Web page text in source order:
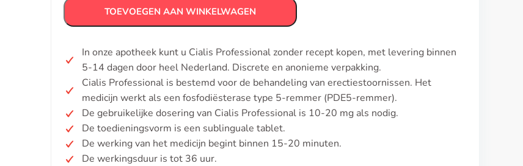
TOEVOEGEN AAN WINKELWAGEN
In onze apotheek kunt u Cialis Professional zonder recept kopen, met levering binnen
5-14 dagen door heel Nederland. Discrete en anonieme verpakking.
Cialis Professional is bestemd voor de behandeling van erectiestoornissen. Het
medicijn werkt als een fosfodiësterase type 5-remmer (PDE5-remmer).
De gebruikelijke dosering van Cialis Professional is 10-20 mg als nodig.
De toedieningsvorm is een sublinguale tablet.
De werking van het medicijn begint binnen 15-20 minuten.
De werkingsduur is tot 36 uur.